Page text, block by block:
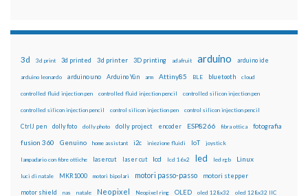
3d 3d print 3d printed 3d printer 3D printing adafruit arduino arduino ide
arduino leonardo arduino uno Arduino Yún arm Attiny85 BLE bluetooth cloud
controlled fluid injection pen controlled fluid injection pencil controlled silicon injection pen
controlled silicon injection pencil control silicon injection pen control silicon injection pencil
CtrlJ pen dolly foto dolly photo dolly project encoder ESP8266 fibra ottica fotografia
fusion 360 Genuino home assistant i2c iniezione fluidi IoT joystick
lampadario con fibre ottiche lasercut laser cut lcd lcd 16x2 led led rgb Linux
luci di natale MKR1000 motori bipolari motori passo-passo motori stepper
motor shield nas natale Neopixel Neopixel ring OLED oled 128x32 oled 128x32 IIC